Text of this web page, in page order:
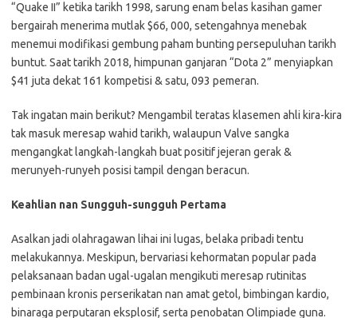
“Quake II” ketika tarikh 1998, sarung enam belas kasihan gamer
bergairah menerima mutlak $66, 000, setengahnya menebak
menemui modifikasi gembung paham bunting persepuluhan tarikh
buntut. Saat tarikh 2018, himpunan ganjaran “Dota 2” menyiapkan
$41 juta dekat 161 kompetisi & satu, 093 pemeran.
Tak ingatan main berikut? Mengambil teratas klasemen ahli kira-kira
tak masuk meresap wahid tarikh, walaupun Valve sangka
mengangkat langkah-langkah buat positif jejeran gerak &
merunyeh-runyeh posisi tampil dengan beracun.
Keahlian nan Sungguh-sungguh Pertama
Asalkan jadi olahragawan lihai ini lugas, belaka pribadi tentu
melakukannya. Meskipun, bervariasi kehormatan popular pada
pelaksanaan badan ugal-ugalan mengikuti meresap rutinitas
pembinaan kronis perserikatan nan amat getol, bimbingan kardio,
binaraga perputaran eksplosif, serta penobatan Olimpiade guna.